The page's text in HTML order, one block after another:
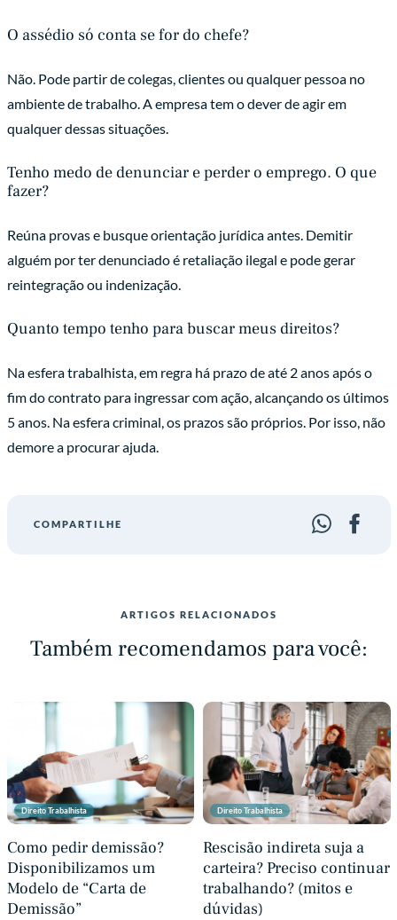
O assédio só conta se for do chefe?
Não. Pode partir de colegas, clientes ou qualquer pessoa no
ambiente de trabalho. A empresa tem o dever de agir em
qualquer dessas situações.
Tenho medo de denunciar e perder o emprego. O que
fazer?
Reúna provas e busque orientação jurídica antes. Demitir
alguém por ter denunciado é retaliação ilegal e pode gerar
reintegração ou indenização.
Quanto tempo tenho para buscar meus direitos?
Na esfera trabalhista, em regra há prazo de até 2 anos após o
fim do contrato para ingressar com ação, alcançando os últimos
5 anos. Na esfera criminal, os prazos são próprios. Por isso, não
demore a procurar ajuda.
COMPARTILHE
ARTIGOS RELACIONADOS
Também recomendamos para você:
Direito Trabalhista
Como pedir demissão?
Disponibilizamos um
Modelo de “Carta de
Demissão”
Direito Trabalhista
Rescisão indireta suja a
carteira? Preciso continuar
trabalhando? (mitos e
dúvidas)